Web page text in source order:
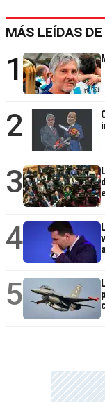
MÁS LEÍDAS DE
1
2
3
4
5